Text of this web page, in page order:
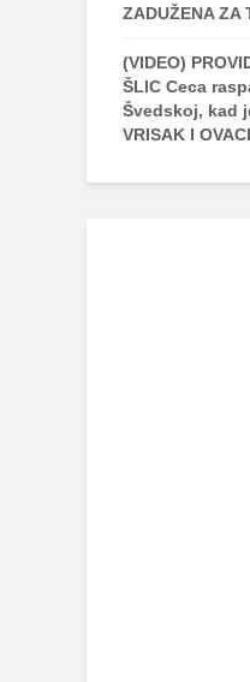
ZADUŽENA ZA
(VIDEO)
ŠLIC Ceca
Švedskoj, kad
VRISAK I